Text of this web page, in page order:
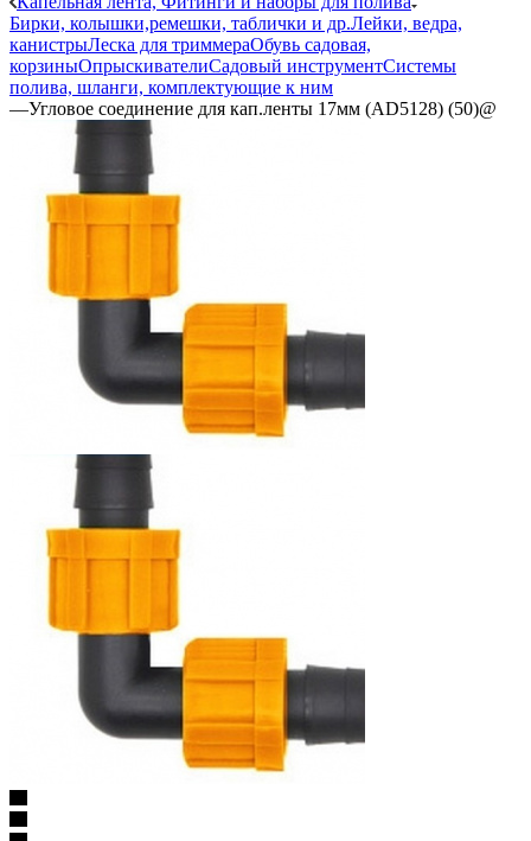
Бирки, колышки,ремешки, таблички и др.Лейки, ведра,
канистрыЛеска для триммераОбувь садовая,
корзиныОпрыскивателиСадовый инструментСистемы
полива, шланги, комплектующие к ним
—Угловое соединение для кап.ленты 17мм (AD5128) (50)@